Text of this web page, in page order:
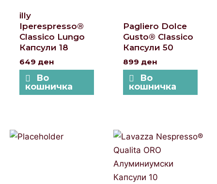
illy
Iperespresso®
Classico Lungo
Капсули 18
649 ден
Во
кошничка
Pagliero Dolce
Gusto® Classico
Капсули 50
899 ден
Во
кошничка